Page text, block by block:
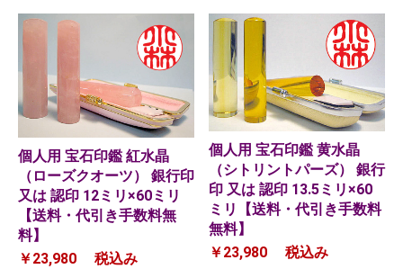
個人用 宝石印鑑 紅水晶
（ローズクオーツ） 銀行印
又は 認印 12ミリ×60ミリ
【送料・代引き手数料無
料】
￥23,980
税込み
個人用 宝石印鑑 黄水晶
（シトリントパーズ） 銀行
印 又は 認印 13.5ミリ×60
ミリ【送料・代引き手数料
無料】
￥23,980
税込み